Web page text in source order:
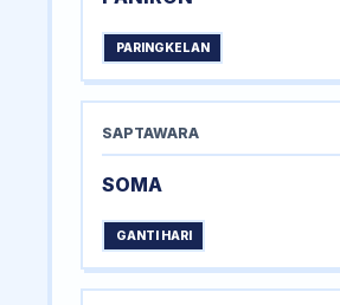
PARINGKELAN
SAPTAWARA
SOMA
GANTI HARI